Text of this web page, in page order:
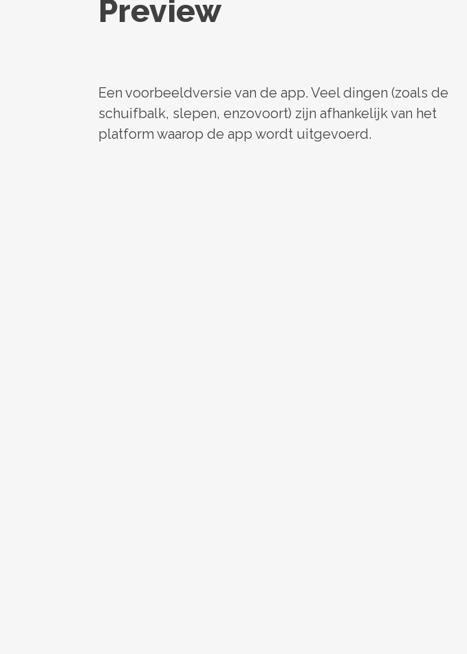
Preview
Een voorbeeldversie van de app. Veel dingen (zoals de
schuifbalk, slepen, enzovoort) zijn afhankelijk van het
platform waarop de app wordt uitgevoerd.